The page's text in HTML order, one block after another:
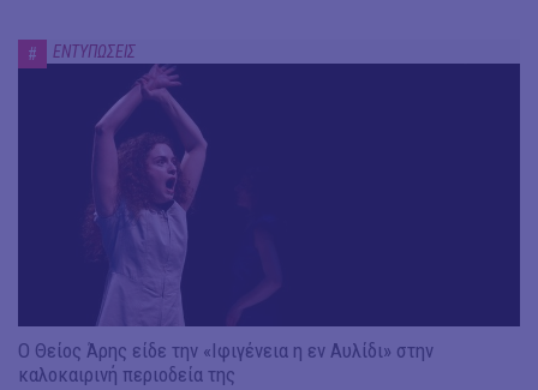
# ΕΝΤΥΠΩΣΕΙΣ
Ο Θείος Άρης είδε την «Ιφιγένεια η εν Αυλίδι» στην
καλοκαιρινή περιοδεία της